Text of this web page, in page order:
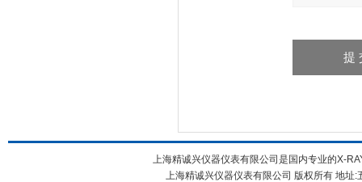
上海精诚兴仪器仪表有限公司是国内专业的X-
上海精诚兴仪器仪表有限公司 版权所有 地